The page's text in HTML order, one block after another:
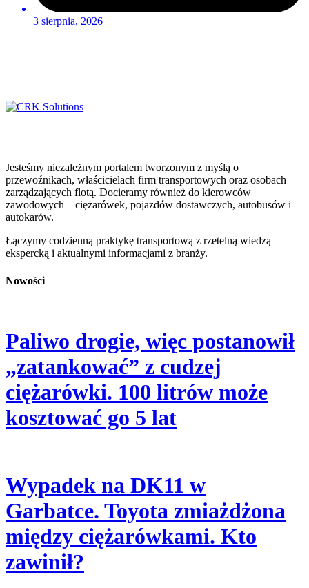
3 sierpnia, 2026
Jesteśmy niezależnym portalem tworzonym z myślą o
przewoźnikach, właścicielach firm transportowych oraz osobach
zarządzających flotą. Docieramy również do kierowców
zawodowych – ciężarówek, pojazdów dostawczych, autobusów i
autokarów.
Łączymy codzienną praktykę transportową z rzetelną wiedzą
ekspercką i aktualnymi informacjami z branży.
Nowości
Paliwo drogie, więc postanowił
„zatankować” z cudzej
ciężarówki. 100 litrów może
kosztować go 5 lat
Wypadek na DK11 w
Garbatce. Toyota zmiażdżona
między ciężarówkami. Kto
zawinił?